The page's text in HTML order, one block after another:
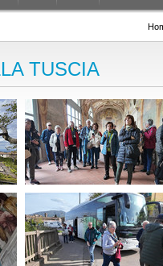
TUSCIA